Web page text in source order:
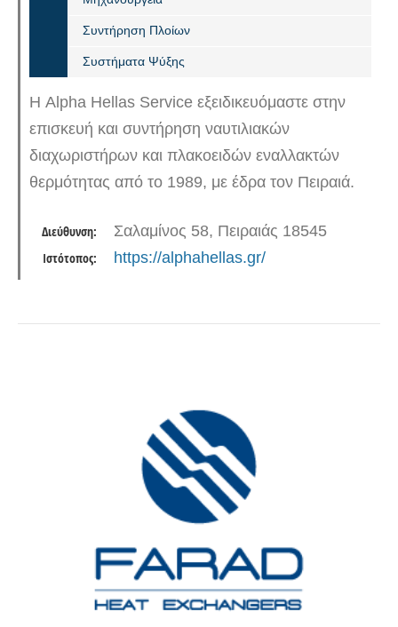
Συντήρηση Πλοίων
Συστήματα Ψύξης
Η Alpha Hellas Service εξειδικευόμαστε στην
επισκευή και συντήρηση ναυτιλιακών
διαχωριστήρων και πλακοειδών εναλλακτών
θερμότητας από το 1989, με έδρα τον Πειραιά.
και προμήθεια ανταλλακτικών για…
Διεύθυνση: Σαλαμίνος 58, Πειραιάς 18545
Ιστότοπος: https://alphahellas.gr/